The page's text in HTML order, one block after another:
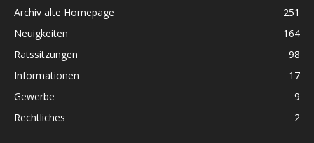
Archiv alte Homepage
251
Neuigkeiten
164
Ratssitzungen
98
Informationen
17
Gewerbe
9
Rechtliches
2